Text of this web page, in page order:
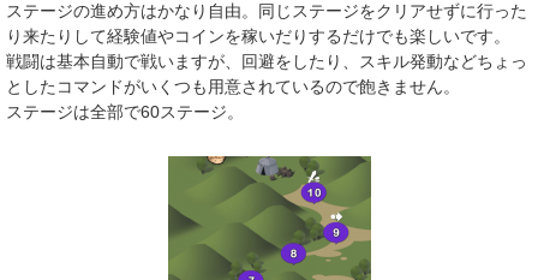
ステージの進め方はかなり自由。同じステージをクリアせずに行った
り来たりして経験値やコインを稼いだりするだけでも楽しいです。
戦闘は基本自動で戦いますが、回避をしたり、スキル発動などちょっ
としたコマンドがいくつも用意されているので飽きません。
ステージは全部で60ステージ。